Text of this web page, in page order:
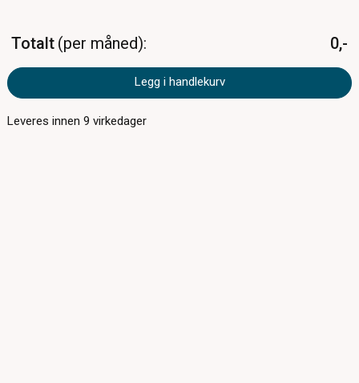
Totalt per måned 0,-
Legg i handlekurv
Leveres innen9 virkedager